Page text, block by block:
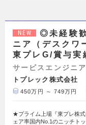
NEW
◎未経験
ニア（デスクワ
東プレG/賞与実
サービスエンジニ
トプレック株式会社
450万円 ～ 749万円
★プライム上場『東プレ株
ェア率国内No.1のニッチト